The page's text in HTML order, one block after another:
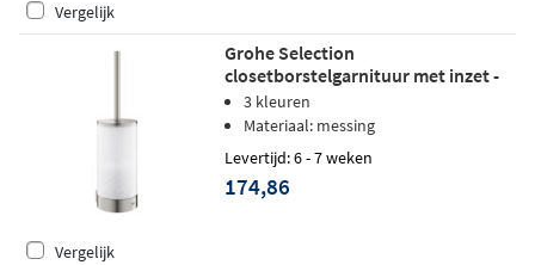
Vergelijk
Grohe Selection
closetborstelgarnituur met inzet -
Supersteel
3 kleuren
Materiaal: messing
Levertijd: 6 - 7 weken
174,86
Vergelijk